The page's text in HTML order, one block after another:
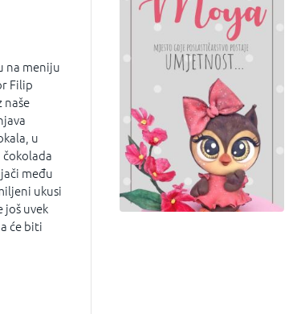
na meniju
Filip
naše
u
među
ukusi
još uvek
će biti